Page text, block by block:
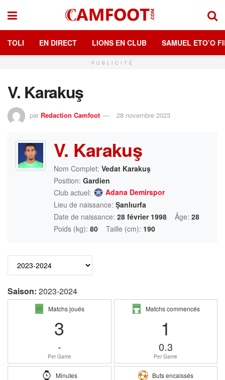
TOLI EN DIRECT LIONS EN CLUB SAMUEL ETO’O
PUBLICITÉ
V. Karakuş
par Redaction Camfoot 28 novembre 2023
V. Karakuş
Nom Complet: Vedat Karakuş
Position: Gardien
Club actuel:
Adana Demirspor
Lieu de naissance: Şanlıurfa
Date de naissance: 28 février 1998 Âge: 28
Poids (kg): 80 Taille (cm): 190
Saison: 2023-2024
Matchs joués
3
-
Per Game
Matchs commencés
1
0.3
Per Game
Minutes Buts encaissés